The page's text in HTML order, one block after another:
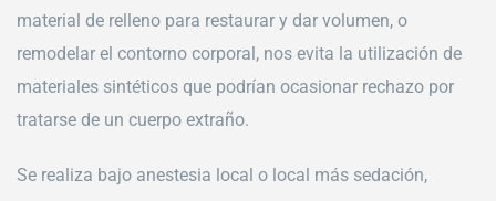
material de relleno para restaurar y dar volumen, o
remodelar el contorno corporal, nos evita la utilización de
materiales sintéticos que podrían ocasionar rechazo por
tratarse de un cuerpo extraño.
Se realiza bajo anestesia local o local más sedación,